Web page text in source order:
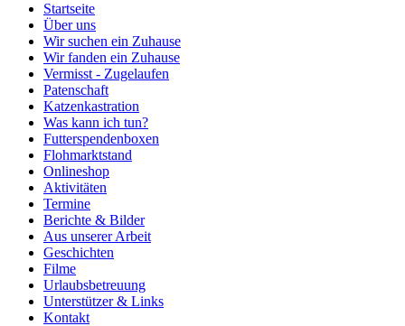
Startseite
Über uns
Wir suchen ein Zuhause
Wir fanden ein Zuhause
Vermisst - Zugelaufen
Patenschaft
Katzenkastration
Was kann ich tun?
Futterspendenboxen
Flohmarktstand
Onlineshop
Aktivitäten
Termine
Berichte & Bilder
Aus unserer Arbeit
Geschichten
Filme
Urlaubsbetreuung
Unterstützer & Links
Kontakt